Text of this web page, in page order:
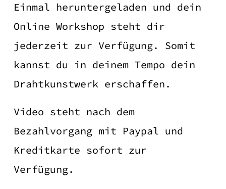
Einmal heruntergeladen und dein
Online Workshop steht dir
jederzeit zur Verfügung. Somit
kannst du in deinem Tempo dein
Drahtkunstwerk erschaffen.
Video steht nach dem
Bezahlvorgang mit Paypal und
Kreditkarte sofort zur
Verfügung.